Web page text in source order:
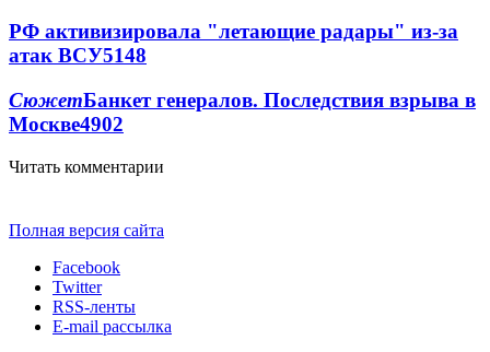
РФ активизировала "летающие радары" из-за
атак ВСУ5148
СюжетБанкет генералов. Последствия взрыва в
Москве4902
Читать комментарии
Полная версия сайта
Facebook
Twitter
RSS-ленты
E-mail рассылка